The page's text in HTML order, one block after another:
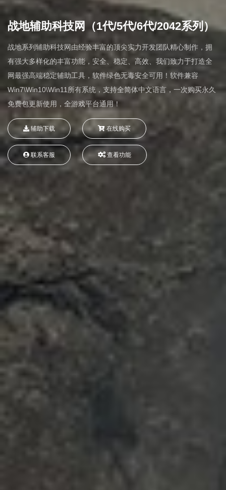
战地辅助科技网（1代/5代/6代/2042系列）
战地系列辅助科技网由经验丰富的顶尖实力开发团队精心制作，拥
有强大多样化的丰富功能，安全、稳定、高效、我们致力于打造全
网最强高端稳定辅助工具，软件绿色无毒安全可用！软件兼容
Win7\Win10\Win11所有系统，支持全简体中文语言，一次购买永久
免费包更新使用，全游戏平台通用！
辅助下载 在线购买
联系客服 查看功能